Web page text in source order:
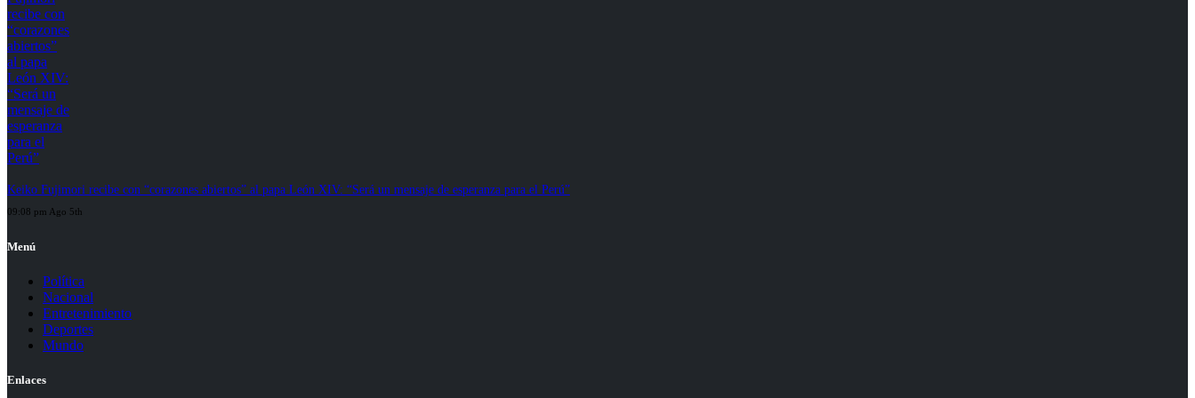
Keiko Fujimori recibe con “corazones abiertos” al papa León XIV: “Será un mensaje de esperanza para el Perú”
09:08 pm Ago 5th
Menú
Política
Nacional
Entretenimiento
Deportes
Mundo
Enlaces